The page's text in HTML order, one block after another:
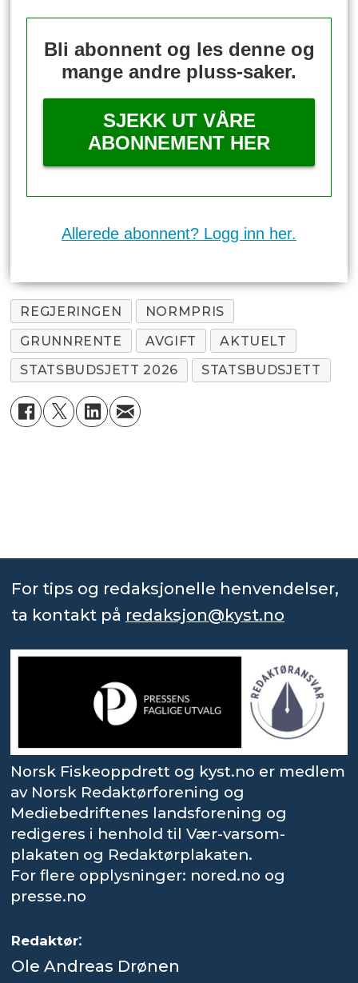
Bli abonnent og les denne og
mange andre pluss-saker.
SJEKK UT VÅRE
ABONNEMENT HER
Allerede abonnent? Logg inn her.
REGJERINGEN
NORMPRIS
GRUNNRENTE
AVGIFT
AKTUELT
STATSBUDSJETT 2026
STATSBUDSJETT
For tips og redaksjonelle henvendelser,
ta kontakt på redaksjon@kyst.no
Norsk Fiskeoppdrett og kyst.no er medlem
av Norsk Redaktørforening og
Mediebedriftenes landsforening og
redigeres i henhold til Vær-varsom-
plakaten og Redaktørplakaten.
For flere opplysninger: nored.no og
presse.no
Redaktør:
Ole Andreas Drønen